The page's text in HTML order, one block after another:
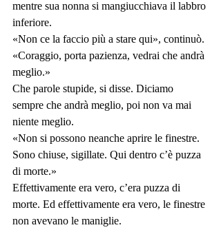
mentre sua nonna si mangiucchiava il labbro
inferiore.
«Non ce la faccio più a stare qui», continuò.
«Coraggio, porta pazienza, vedrai che andrà
meglio.»
Che parole stupide, si disse. Diciamo
sempre che andrà meglio, poi non va mai
niente meglio.
«Non si possono neanche aprire le finestre.
Sono chiuse, sigillate. Qui dentro c’è puzza
di morte.»
Effettivamente era vero, c’era puzza di
morte. Ed effettivamente era vero, le finestre
non avevano le maniglie.